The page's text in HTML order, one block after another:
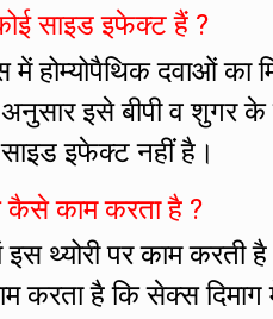
साइड इफेक्ट हैं ?
में होम्योपैथिक दवाओं का
अनुसार इसे बीपी व शुगर
इफेक्ट नहीं है।
कैसे काम करता है ?
इस थ्योरी पर काम करती
करता है कि सेक्स